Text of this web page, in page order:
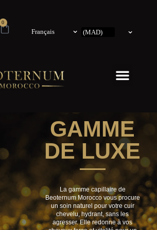
0
Français
GAMME
DELUXE
La gamme capillaire de
Beoternum Morocco vous procure
un soin naturel pour votre cuir
chevelu, hydrant, sans les
agresser. Elle redonne à vos